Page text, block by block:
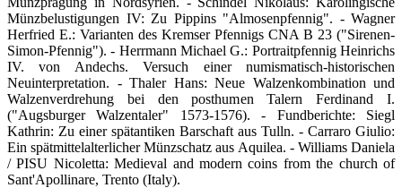
Münzbelustigungen IV: Zu Pippins "Almosenpfennig". - Wagner
Herfried E.: Varianten des Kremser Pfennigs CNA B 23 ("Sirenen-
Simon-Pfennig"). - Herrmann Michael G.: Portraitpfennig Heinrichs
IV. von Andechs. Versuch einer numismatisch-historischen
Neuinterpretation. - Thaler Hans: Neue Walzenkombination und
Walzenverdrehung bei den posthumen Talern Ferdinand I.
("Augsburger Walzentaler" 1573-1576). - Fundberichte: Siegl
Kathrin: Zu einer spätantiken Barschaft aus Tulln. - Carraro Giulio:
Ein spätmittelalterlicher Münzschatz aus Aquilea. - Williams Daniela
/ PISU Nicoletta: Medieval and modern coins from the church of
Sant'Apollinare, Trento (Italy).